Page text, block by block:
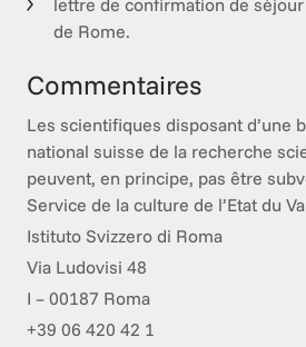
lettre de confirmation de
de Rome.
Commentaires
Les scientifiques disposant d’une
national suisse de la recherche
peuvent, en principe, pas être
Service de la culture de l’Etat du
Istituto Svizzero di Roma
Via Ludovisi 48
I – 00187 Roma
+39 06 420 42 1